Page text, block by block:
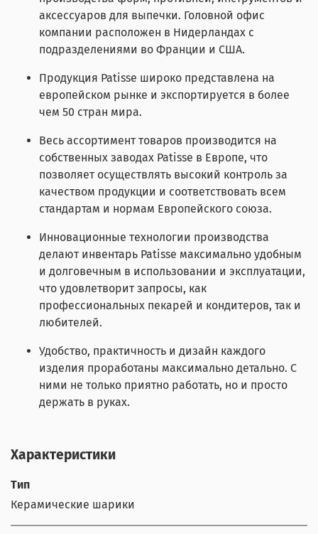
аксессуаров для выпечки. Головной офис
компании расположен в Нидерландах с
подразделениями во Франции и США.
Продукция Patisse широко представлена на
европейском рынке и экспортируется в более
чем 50 стран мира.
Весь ассортимент товаров производится на
собственных заводах Patisse в Европе, что
позволяет осуществлять высокий контроль за
качеством продукции и соответствовать всем
стандартам и нормам Европейского союза.
Инновационные технологии производства
делают инвентарь Patisse максимально удобным
и долговечным в использовании и эксплуатации,
что удовлетворит запросы, как
профессиональных пекарей и кондитеров, так и
любителей.
Удобство, практичность и дизайн каждого
изделия проработаны максимально детально. С
ними не только приятно работать, но и просто
держать в руках.
Характеристики
Тип
Керамические шарики